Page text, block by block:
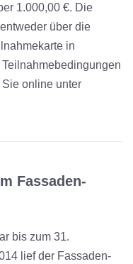
1.000,00 €. Die
über die
in
online unter
Fassaden-
bis zum 31.
lief der Fassaden-